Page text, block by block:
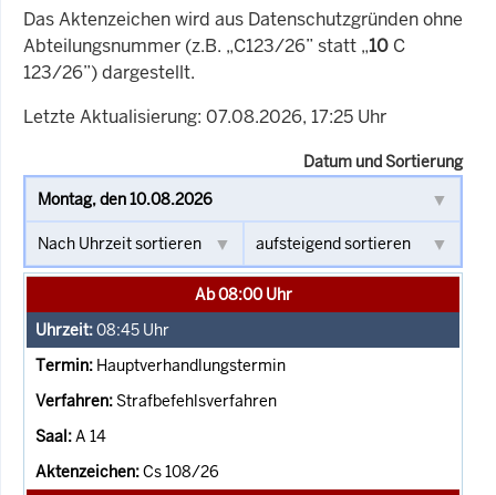
Das Aktenzeichen wird aus Datenschutzgründen ohne
Abteilungsnummer (z.B. „C123/26” statt „10 C
123/26”) dargestellt.
Letzte Aktualisierung: 07.08.2026, 17:25 Uhr
Datum und Sortierung
Ab 08:00 Uhr
08:45 Uhr
Hauptverhandlungstermin
Strafbefehlsverfahren
A 14
Cs 108/26